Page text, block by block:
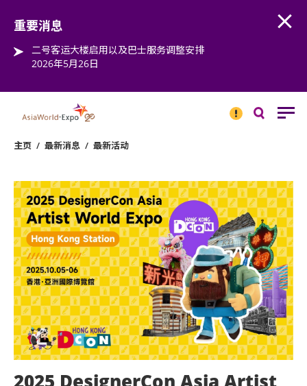
重要消息
二号客运大楼启用以及巴士服务调整安排
2026年5月26日
消息
主页 / 最新消息 / 最新活动